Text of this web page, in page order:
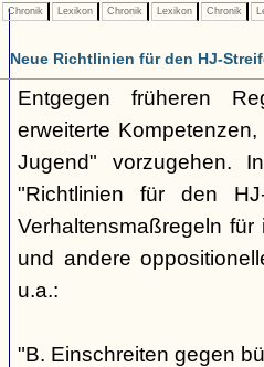
Chronik Lexikon Chronik Lexikon Chronik
Neue Richtlinien für den HJ-
Entgegen früheren
erweiterte
Jugend" vorzugehen.
"Richtlinien für den
Verhaltensmaßregeln
und andere
u.a.:
"B. Einschreiten gegen